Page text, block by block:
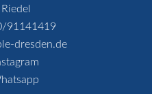
91141419
dresden.de